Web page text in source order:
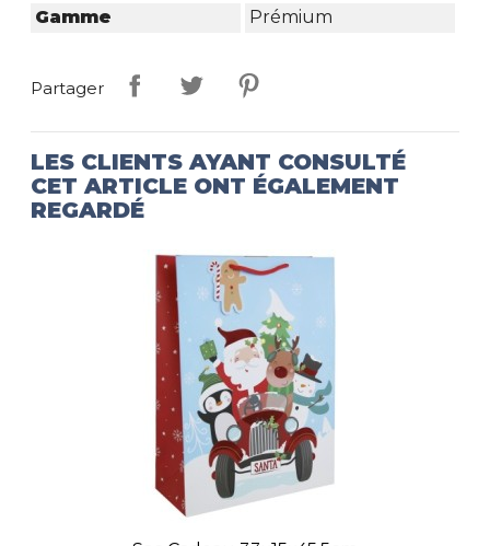
Gamme
Prémium
Partager
LES CLIENTS AYANT CONSULTÉ
CET ARTICLE ONT ÉGALEMENT
REGARDÉ